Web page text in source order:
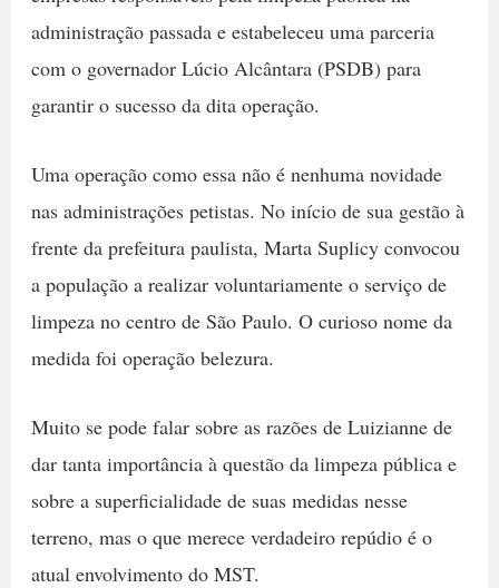
administração passada e estabeleceu uma parceria
com o governador Lúcio Alcântara (PSDB) para
garantir o sucesso da dita operação.
Uma operação como essa não é nenhuma novidade
nas administrações petistas. No início de sua gestão à
frente da prefeitura paulista, Marta Suplicy convocou
a população a realizar voluntariamente o serviço de
limpeza no centro de São Paulo. O curioso nome da
medida foi operação belezura.
Muito se pode falar sobre as razões de Luizianne de
dar tanta importância à questão da limpeza pública e
sobre a superficialidade de suas medidas nesse
terreno, mas o que merece verdadeiro repúdio é o
atual envolvimento do MST.